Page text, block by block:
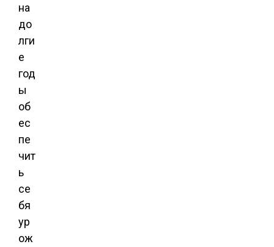
на
до
лги
е
год
ы
об
ес
пе
чит
ь
се
бя
ур
ож